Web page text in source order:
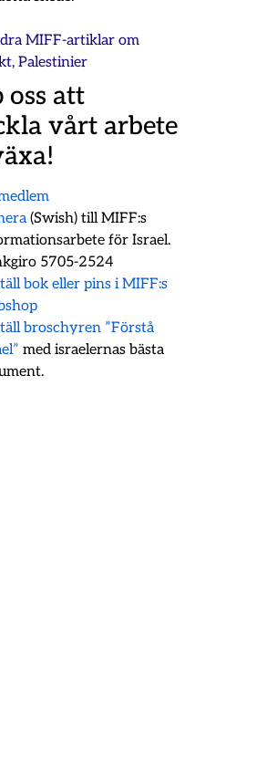
MIFF-artiklar om
, Palestinier
oss att
vårt arbete
(Swish) till MIFF:s
för Israel.
5705-2524
bok eller pins i MIFF:s
broschyren ”Förstå
med israelernas bästa